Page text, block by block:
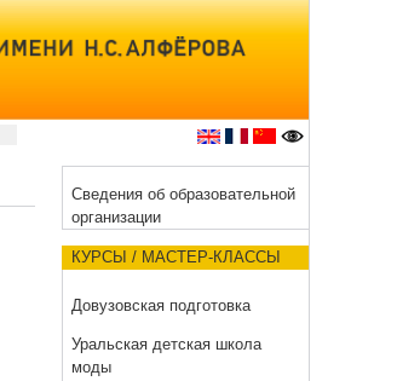
Сведения об образовательной
организации
КУРСЫ / МАСТЕР-КЛАССЫ
Довузовская подготовка
Уральская детская школа
моды